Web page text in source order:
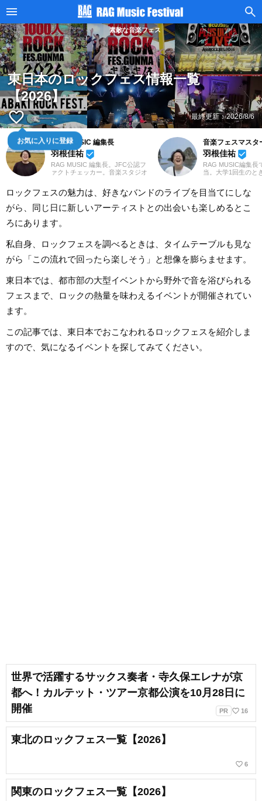
素敵な音楽フェス
東日本のロックフェス情報一覧
【2026】
favorite_border
お気に入りに登録
最終更新：2026/8/6
RAG MUSIC 編集長
羽根佳祐 beenhere
RAG MUSIC 編集長。JFC公認フ
ァクトチェッカー。音楽スタジオ
2016年からRAG MUSIC編集部の
一員に。小学校ではマーチング、
中学校では吹奏楽でクラリネッ
ト、高校以降はバンドでドラム
と、さまざまな楽器を経験。各種
楽曲紹介記事をはじめ、各地の音
ートなど、自身の音楽活動やこれ
までの業務で培った経験を元に
日々記事を制作しています。音楽
は国内外のロックはもちろん、最
います。
音楽フェスマスタ
羽根佳祐 beenhere
RAG MUSIC編集長
当。大学1回生のと
こんなに楽しい場
とその魅力に取り
すてきな音楽フェ
けし、音楽フェス
ロックフェスの魅力は、好きなバンドのライブを目当てにしな
がら、同じ日に新しいアーティストとの出会いも楽しめるとこ
ろにあります。
私自身、ロックフェスを調べるときは、タイムテーブルも見な
がら「この流れで回ったら楽しそう」と想像を膨らませます。
東日本では、都市部の大型イベントから野外で音を浴びられる
フェスまで、ロックの熱量を味わえるイベントが開催されてい
ます。
この記事では、東日本でおこなわれるロックフェスを紹介しま
すので、気になるイベントを探してみてください。
世界で活躍するサックス奏者・寺久保エレナが京
都へ！カルテット・ツアー京都公演を10月28日に
開催
PR favorite_border 16
東北のロックフェス一覧【2026】
favorite_border 6
関東のロックフェス一覧【2026】